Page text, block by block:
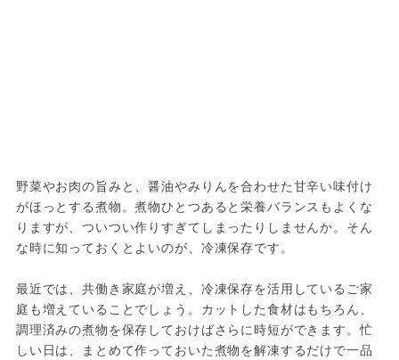
野菜やお肉の旨みと、醤油やみりんを合わせた甘辛い味付け
がほっとする煮物。煮物ひとつあると栄養バランスもよくな
りますが、ついつい作りすぎてしまったりしませんか。そん
な時に知っておくとよいのが、冷凍保存です。
最近では、共働き家庭が増え、冷凍保存を活用しているご家
庭も増えていることでしょう。カットした食材はもちろん、
調理済みの煮物を保存しておけばさらに時短ができます。忙
しい日は、まとめて作っておいた煮物を解凍するだけで一品